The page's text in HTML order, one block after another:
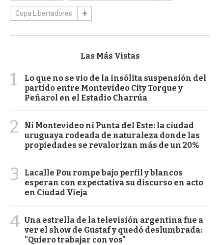
Copa Libertadores
Las Más Vistas
1
Lo que no se vio de la insólita suspensión del
partido entre Montevideo City Torque y
Peñarol en el Estadio Charrúa
2
Ni Montevideo ni Punta del Este: la ciudad
uruguaya rodeada de naturaleza donde las
propiedades se revalorizan más de un 20%
3
Lacalle Pou rompe bajo perfil y blancos
esperan con expectativa su discurso en acto
en Ciudad Vieja
4 Una estrella de la televisión argentina fue a
ver el show de Gustaf y quedó deslumbrada:
"Quiero trabajar con vos"